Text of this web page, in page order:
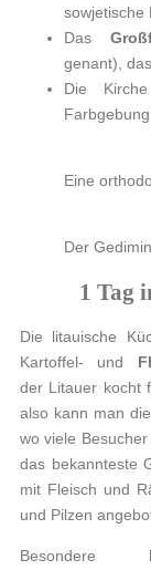
sowjetische
Das
genant),
Die Kirche
Eine
Der
1 Tag
Die litauische
Kartoffel- und
der Litauer kocht
also kann man
wo viele
das bekannteste
mit Fleisch und
und Pilzen
Besondere